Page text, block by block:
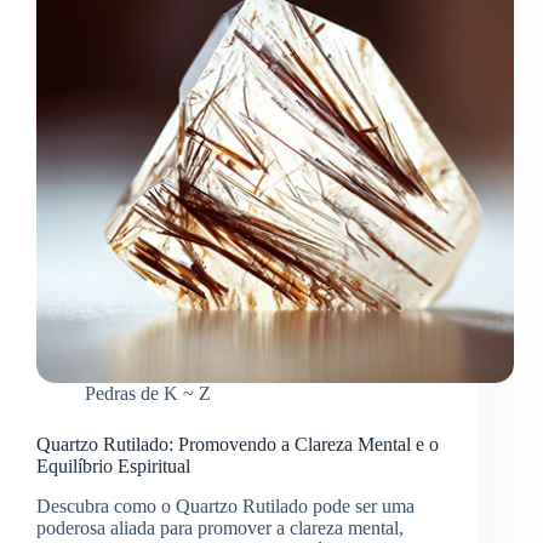
Pedras de K ~ Z
Quartzo Rutilado: Promovendo a Clareza Mental e o
Equilíbrio Espiritual
Descubra como o Quartzo Rutilado pode ser uma
poderosa aliada para promover a clareza mental,